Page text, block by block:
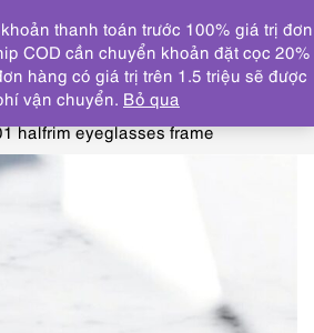
DANH MỤC
GỌNG KÍNH MỚI/CHƯA SỬ
nữ-Mới/Chưa sử dụng-
halfrim eyeglasses frame
thanh toán trước 100% giá trị đơn
COD cần chuyển khoản đặt cọc 20%
hàng có giá trị trên 1.5 triệu sẽ được
vận chuyển. Bỏ qua